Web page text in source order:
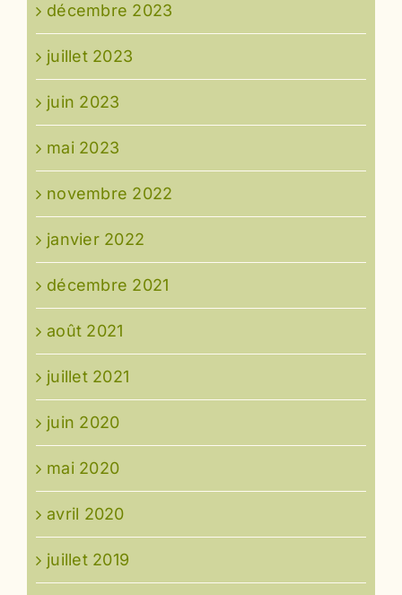
décembre 2023
juillet 2023
juin 2023
mai 2023
novembre 2022
janvier 2022
décembre 2021
août 2021
juillet 2021
juin 2020
mai 2020
avril 2020
juillet 2019